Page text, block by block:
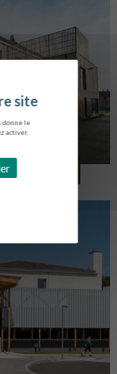
donne le
activer.